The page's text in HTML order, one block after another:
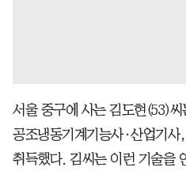
서울 중구에 사는 김도현(53)
공조냉동기계기능사·산업기
취득했다. 김씨는 이런 기술을